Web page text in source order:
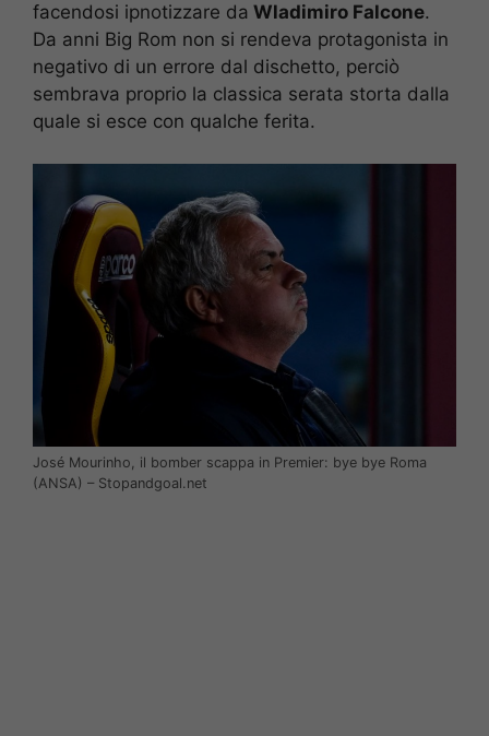
facendosi ipnotizzare da Wladimiro Falcone.
Da anni Big Rom non si rendeva protagonista in
negativo di un errore dal dischetto, perciò
sembrava proprio la classica serata storta dalla
quale si esce con qualche ferita.
José Mourinho, il bomber scappa in Premier: bye bye Roma
(ANSA) – Stopandgoal.net